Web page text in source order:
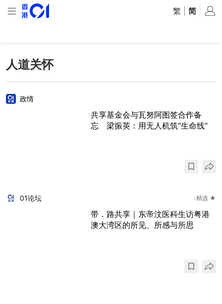
繁 简
人道关怀
政情
共享基金会与瓦努阿图签合作备
忘 梁振英：用无人机筑“生命线”
01论坛 精选 ★
带．路共享｜​东帝汶医科生访粤港
澳大湾区的所见、所感与所思